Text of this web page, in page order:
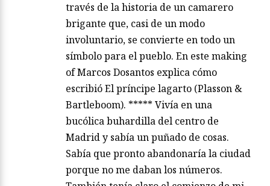
través de la historia de un camarero
brigante que, casi de un modo
involuntario, se convierte en todo un
símbolo para el pueblo. En este making
of Marcos Dosantos explica cómo
escribió El príncipe lagarto (Plasson &
Bartleboom). ***** Vivía en una
bucólica buhardilla del centro de
Madrid y sabía un puñado de cosas.
Sabía que pronto abandonaría la ciudad
porque no me daban los números.